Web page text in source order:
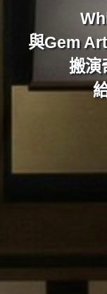
與Gem
搬演